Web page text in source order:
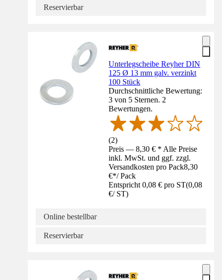
Reservierbar
Unterlegscheibe Reyher DIN
125 Ø 13 mm galv. verzinkt
100 Stück
Durchschnittliche Bewertung:
3 von 5 Sternen. 2
Bewertungen.
(2)
Preis — 8,30 € * Alle Preise
inkl. MwSt. und ggf. zzgl.
Versandkosten pro Pack8,30
€*/ Pack
Entspricht 0,08 € pro ST(0,08
€/ ST)
Online bestellbar
Reservierbar